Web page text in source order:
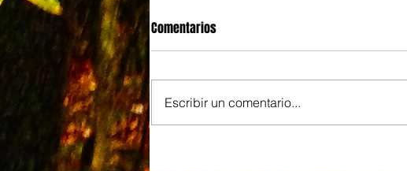
Comentarios
Escribir un comentario...